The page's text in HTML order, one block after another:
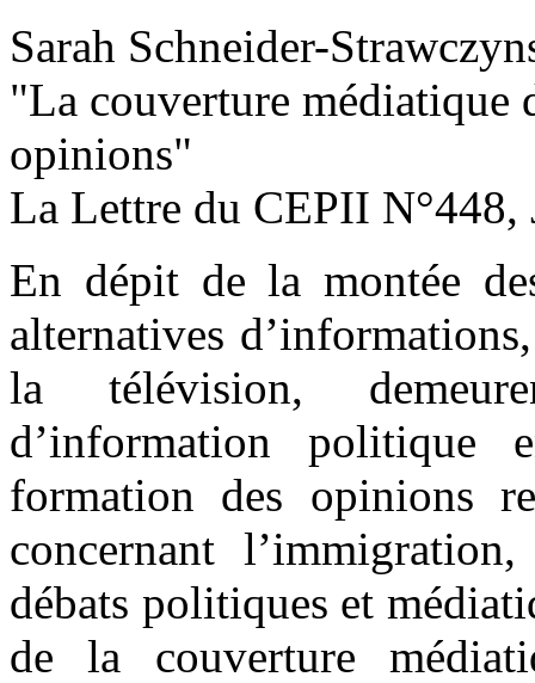
Sarah Schneider-
"La couverture médiatique
opinions"
La Lettre du CEPII N°448,
En dépit de la montée
alternatives
la télévision,
d’information
formation des opinions
concernant
débats politiques et
de la couverture